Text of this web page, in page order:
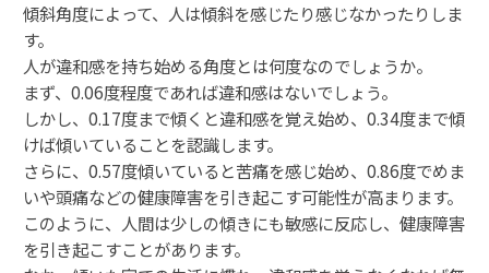
傾斜角度によって、人は傾斜を感じたり感じなかったりしま
す。
人が違和感を持ち始める角度とは何度なのでしょうか。
まず、0.06度程度であれば違和感はないでしょう。
しかし、0.17度まで傾くと違和感を覚え始め、0.34度まで傾
けば傾いていることを認識します。
さらに、0.57度傾いていると苦痛を感じ始め、0.86度でめま
いや頭痛などの健康障害を引き起こす可能性が高まります。
このように、人間は少しの傾きにも敏感に反応し、健康障害
を引き起こすことがあります。